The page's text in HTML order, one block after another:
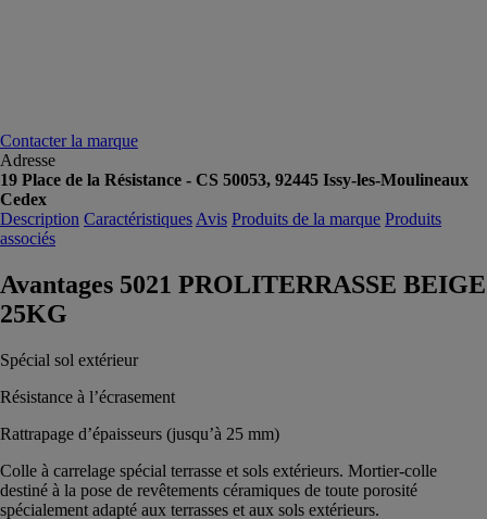
Contacter la marque
Adresse
19 Place de la Résistance - CS 50053, 92445 Issy-les-Moulineaux
Cedex
Description Caractéristiques Avis Produits de la marque Produits
associés
Avantages 5021 PROLITERRASSE BEIGE
25KG
Spécial sol extérieur
Résistance à l’écrasement
Rattrapage d’épaisseurs (jusqu’à 25 mm)
Colle à carrelage spécial terrasse et sols extérieurs. Mortier-colle
destiné à la pose de revêtements céramiques de toute porosité
spécialement adapté aux terrasses et aux sols extérieurs.